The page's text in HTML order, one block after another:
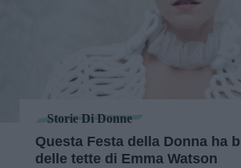
Storie Di Donne
Questa Festa della Donna ha
delle tette di Emma Watson